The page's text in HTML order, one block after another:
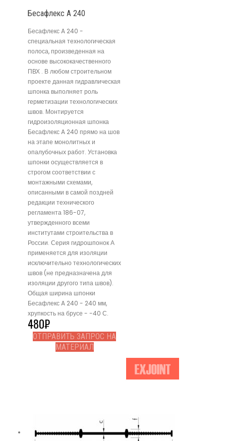
Бесафлекс A 240
Бесафлекс A 240 -
специальная технологическая
полоса, произведенная на
основе высококачественного
ПВХ . В любом строительном
проекте данная гидравлическая
шпонка выполняет роль
герметизации технологических
швов. Монтируется
гидроизоляционная шпонка
Бесафлекс A 240 прямо на шов
на этапе монолитных и
опалубочных работ. Установка
шпонки осуществляется в
строгом соответствии с
монтажными схемами,
описанными в самой поздней
редакции технического
регламента 186-07,
утвержденного всеми
институтами строительства в
России. Серия гидрошпонок А
применяется для изоляции
исключительно технологических
швов (не предназначена для
изоляции другого типа швов).
Общая ширина шпонки
Бесафлекс A 240 - 240 мм,
хрупкость на брусе - -40 С.
480₽
ОТПРАВИТЬ ЗАПРОС НА
МАТЕРИАЛ